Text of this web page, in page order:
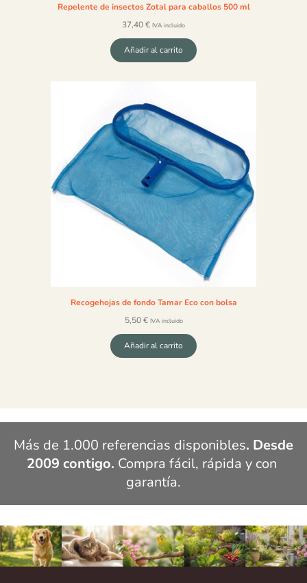
Repelente de insectos Zotal para caballos 500 ml
37,40€ IVA incluido
Añadir al carrito
Recogehojas de fondo Tamar Eco con bolsa
5,50€ IVA incluido
Añadir al carrito
Más de 1.000 referencias disponibles. Desde
2009 contigo. Compra fácil, rápida y con
garantía.